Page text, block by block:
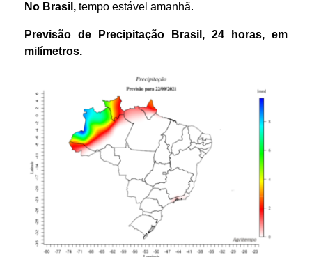
No Brasil, tempo estável amanhã.
Previsão de Precipitação Brasil , 24 horas, em
milímetros.